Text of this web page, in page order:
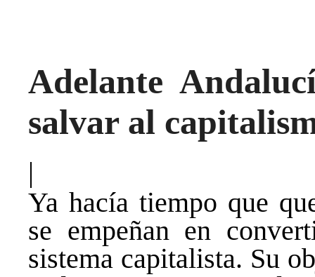
Adelante
salvar al
|
Ya hacía tiempo que
se empeñan en
sistema capitalista. Su